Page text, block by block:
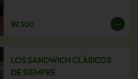
$9.500
LOS SANDWICH CLÁSICOS
DE SIEMPRE